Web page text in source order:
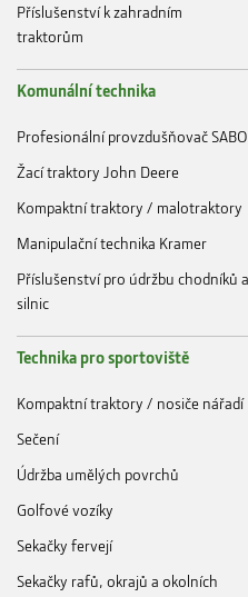
Příslušenství k zahradním
traktorům
Komunální technika
Profesionální provzdušňovač SABO
Žací traktory John Deere
Kompaktní traktory / malotraktory
Manipulační technika Kramer
Příslušenství pro údržbu chodníků a
silnic
Technika pro sportoviště
Kompaktní traktory / nosiče nářadí
Sečení
Údržba umělých povrchů
Golfové vozíky
Sekačky fervejí
Sekačky rafů, okrajů a okolních